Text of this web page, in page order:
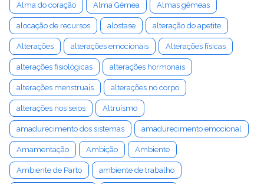
Alma do coração Alma Gêmea Almas gêmeas
alocação de recursos alostase alteração do apetite
Alterações alterações emocionais Alterações físicas
alterações fisiológicas alterações hormonais
alterações menstruais alterações no corpo
alterações nos seios Altruísmo
amadurecimento dos sistemas amadurecimento emocional
Amamentação Ambição Ambiente
Ambiente de Parto ambiente de trabalho